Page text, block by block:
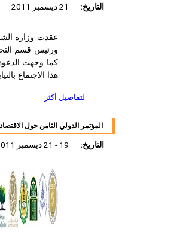
التاريخ: 21 ديسمبر 2011
ورئيس قسم
كما وجهت
هذا الاجتماع
لتفاصيل أكثر
المؤتمر الدولي الثامن حول
التاريخ: 19 - 21 ديسمبر 2011